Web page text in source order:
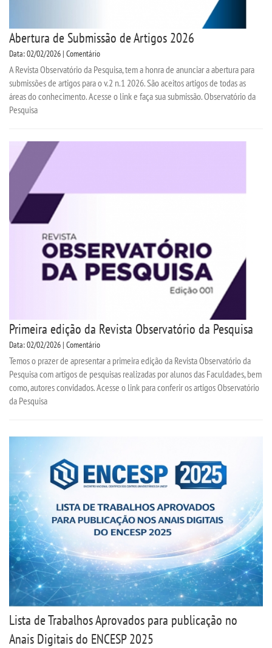
Abertura de Submissão de Artigos 2026
Data: 02/02/2026 | Comentário
A Revista Observatório da Pesquisa, tem a honra de anunciar a abertura para
submissões de artigos para o v.2 n.1 2026. São aceitos artigos de todas as
áreas do conhecimento. Acesse o link e faça sua submissão. Observatório da
Pesquisa
Primeira edição da Revista Observatório da Pesquisa
Data: 02/02/2026 | Comentário
Temos o prazer de apresentar a primeira edição da Revista Observatório da
Pesquisa com artigos de pesquisas realizadas por alunos das Faculdades, bem
como, autores convidados. Acesse o link para conferir os artigos Observatório
da Pesquisa
Lista de Trabalhos Aprovados para publicação no
Anais Digitais do ENCESP 2025